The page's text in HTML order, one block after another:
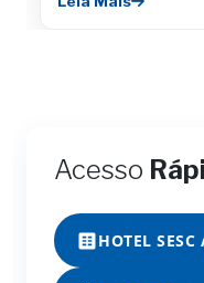
Acesso
HOTEL